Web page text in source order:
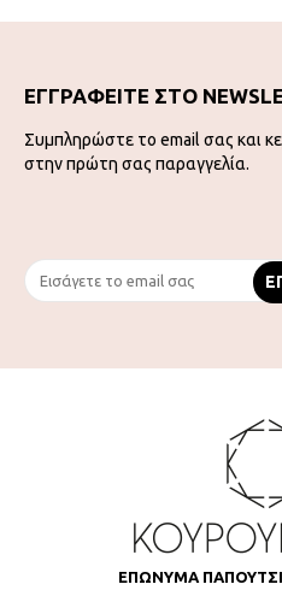
ΕΓΓΡΑΦΕΙΤΕ ΣΤΟ
Συμπληρώστε το email σας και
στην πρώτη σας παραγγελία.
ΕΠΩΝΥΜΑ